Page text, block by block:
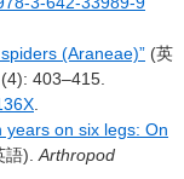
(Araneae)” (英
(4): 403–415.
years on six legs: On
語). Arthropod